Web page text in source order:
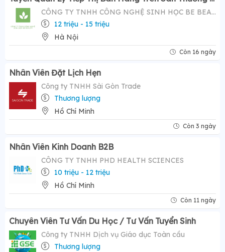
CÔNG TY TNHH CÔNG NGHỆ SINH HỌC BE BEAUTY
12 triệu - 15 triệu
Hà Nội
Còn 16 ngày
Nhân Viên Đặt Lịch Hẹn
Công ty TNHH Sài Gòn Trade
Thương lượng
Hồ Chí Minh
Còn 3 ngày
Nhân Viên Kinh Doanh B2B
CÔNG TY TNHH PHD HEALTH SCIENCES
10 triệu - 12 triệu
Hồ Chí Minh
Còn 11 ngày
Chuyên Viên Tư Vấn Du Học / Tư Vấn Tuyển Sinh
Công ty TNHH Dịch vụ Giáo dục Toàn cầu
Thương lượng